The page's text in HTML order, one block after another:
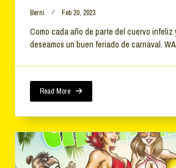
Berni Feb 20, 2023
Como cada año de parte del cuervo infeliz
deseamos un buen feriado de carnaval.
Read More